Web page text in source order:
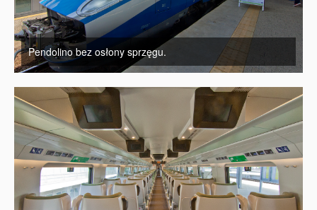
Pendolino bez osłony sprzęgu.